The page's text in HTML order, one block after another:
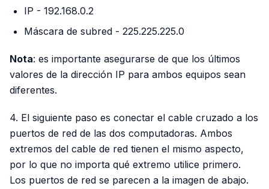
IP - 192.168.0.2
Máscara de subred - 225.225.225.0
Nota: es importante asegurarse de que los últimos
valores de la dirección IP para ambos equipos sean
diferentes.
4. El siguiente paso es conectar el cable cruzado a los
puertos de red de las dos computadoras. Ambos
extremos del cable de red tienen el mismo aspecto,
por lo que no importa qué extremo utilice primero.
Los puertos de red se parecen a la imagen de abajo.